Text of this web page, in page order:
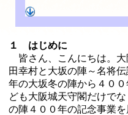
１ はじめに
皆さん、こんにちは。大
田幸村と大坂の陣～名将
年の大坂冬の陣から４０
ども大阪城天守閣だけで
の陣４００年の記念事業